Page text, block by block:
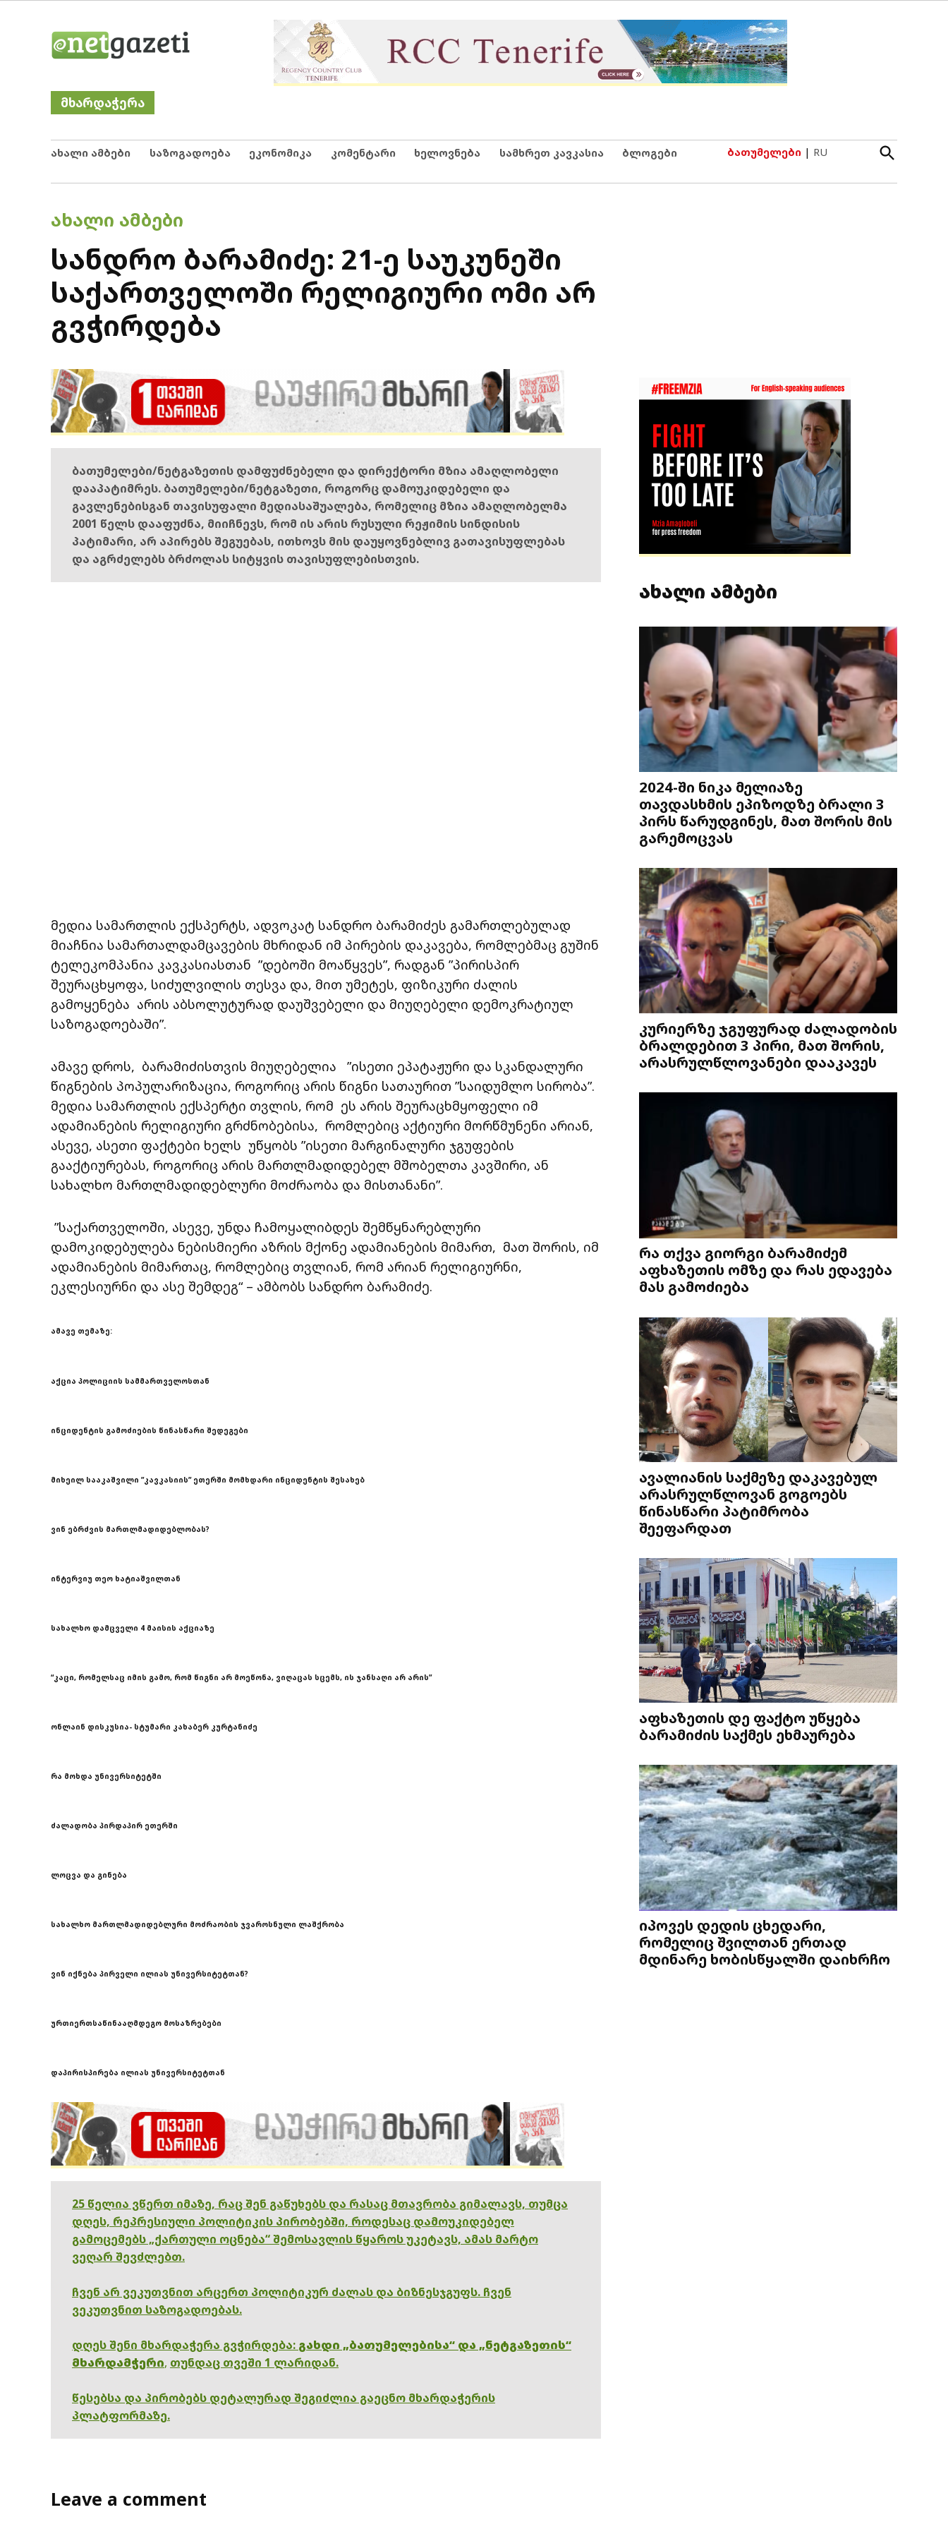
Netgazeti
მხარდაჭერა
ახალი ამბები საზოგადოება ეკონომიკა კომენტარი ხელოვნება სამხრეთ კავკასია ბლოგები ბათუმელები | RU
Open
Search
POSTED
ᲐᲮᲐᲚᲘ ᲐᲛᲑᲔᲑᲘ
სანდრო ბარამიძე: 21-ე საუკუნეში
საქართველოში რელიგიური ომი არ
გვჭირდება
ბათუმელები/ნეტგაზეთის დამფუძნებელი და დირექტორი მზია ამაღლობელი
დააპატიმრეს. ბათუმელები/ნეტგაზეთი, როგორც დამოუკიდებელი და
გავლენებისგან თავისუფალი მედიასაშუალება, რომელიც მზია ამაღლობელმა
2001 წელს დააფუძნა, მიიჩნევს, რომ ის არის რუსული რეჟიმის სინდისის
პატიმარი, არ აპირებს შეგუებას, ითხოვს მის დაუყოვნებლივ გათავისუფლებას
და აგრძელებს ბრძოლას სიტყვის თავისუფლებისთვის.
მედია სამართლის ექსპერტს, ადვოკატ სანდრო ბარამიძეს გამართლებულად
მიაჩნია სამართალდამცავების მხრიდან იმ პირების დაკავება, რომლებმაც გუშინ
ტელეკომპანია კავკასიასთან ”დებოში მოაწყვეს”, რადგან ”პირისპირ
შეურაცხყოფა, სიძულვილის თესვა და, მით უმეტეს, ფიზიკური ძალის
გამოყენება არის აბსოლუტურად დაუშვებელი და მიუღებელი დემოკრატიულ
საზოგადოებაში”.
ამავე დროს, ბარამიძისთვის მიუღებელია ”ისეთი ეპატაჟური და სკანდალური
წიგნების პოპულარიზაცია, როგორიც არის წიგნი სათაურით ”საიდუმლო სირობა”.
მედია სამართლის ექსპერტი თვლის, რომ ეს არის შეურაცხმყოფელი იმ
ადამიანების რელიგიური გრძნობებისა, რომლებიც აქტიური მორწმუნენი არიან,
ასევე, ასეთი ფაქტები ხელს უწყობს ”ისეთი მარგინალური ჯგუფების
გააქტიურებას, როგორიც არის მართლმადიდებელ მშობელთა კავშირი, ან
სახალხო მართლმადიდებლური მოძრაობა და მისთანანი”.
”საქართველოში, ასევე, უნდა ჩამოყალიბდეს შემწყნარებლური
დამოკიდებულება ნებისმიერი აზრის მქონე ადამიანების მიმართ, მათ შორის, იმ
ადამიანების მიმართაც, რომლებიც თვლიან, რომ არიან რელიგიურნი,
ეკლესიურნი და ასე შემდეგ“ – ამბობს სანდრო ბარამიძე.
ამავე თემაზე:
აქცია პოლიციის სამმართველოსთან
ინციდენტის გამოძიების წინასწარი შედეგები
მიხეილ სააკაშვილი ”კავკასიის” ეთერში მომხდარი ინციდენტის შესახებ
ვინ ებრძვის მართლმადიდებლობას?
ინტერვიუ თეო ხატიაშვილთან
სახალხო დამცველი 4 მაისის აქციაზე
“კაცი, რომელსაც იმის გამო, რომ წიგნი არ მოეწონა, ვიღაცას სცემს, ის ჯანსაღი არ არის”
ონლაინ დისკუსია- სტუმარი კახაბერ კურტანიძე
რა მოხდა უნივერსიტეტში
ძალადობა პირდაპირ ეთერში
ლოცვა და გინება
სახალხო მართლმადიდებლური მოძრაობის ჯვაროსნული ლაშქრობა
ვინ იქნება პირველი ილიას უნივერსიტეტთან?
ურთიერთსაწინააღმდეგო მოსაზრებები
დაპირისპირება ილიას უნივერსიტეტთან
25 წელია ვწერთ იმაზე, რაც შენ გაწუხებს და რასაც მთავრობა გიმალავს, თუმცა
დღეს, რეპრესიული პოლიტიკის პირობებში, როდესაც დამოუკიდებელ
გამოცემებს „ქართული ოცნება“ შემოსავლის წყაროს უკეტავს, ამას მარტო
ვეღარ შევძლებთ.
ჩვენ არ ვეკუთვნით არცერთ პოლიტიკურ ძალას და ბიზნესჯგუფს. ჩვენ
ვეკუთვნით საზოგადოებას.
დღეს შენი მხარდაჭერა გვჭირდება: გახდი „ბათუმელებისა“ და „ნეტგაზეთის“
მხარდამჭერი, თუნდაც თვეში 1 ლარიდან.
წესებსა და პირობებს დეტალურად შეგიძლია გაეცნო მხარდაჭერის
პლატფორმაზე.
Leave a comment
ახალი ამბები
2024-ში ნიკა მელიაზე
თავდასხმის ეპიზოდზე ბრალი 3
პირს წარუდგინეს, მათ შორის მის
გარემოცვას
კურიერზე ჯგუფურად ძალადობის
ბრალდებით 3 პირი, მათ შორის,
არასრულწლოვანები დააკავეს
რა თქვა გიორგი ბარამიძემ
აფხაზეთის ომზე და რას ედავება
მას გამოძიება
ავალიანის საქმეზე დაკავებულ
არასრულწლოვან გოგოებს
წინასწარი პატიმრობა
შეეფარდათ
აფხაზეთის დე ფაქტო უწყება
ბარამიძის საქმეს ეხმაურება
იპოვეს დედის ცხედარი,
რომელიც შვილთან ერთად
მდინარე ხობისწყალში დაიხრჩო